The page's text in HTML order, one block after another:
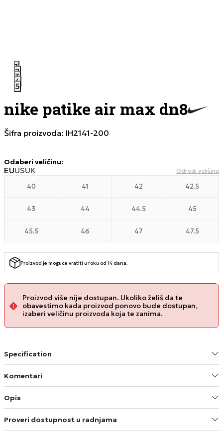
1
2
3
4
5
nike patike air max dn8
Šifra proizvoda: IH2141-200
Odaberi veličinu:
EUUSUK Odredi veličinu
40 41 42 42.5
43 44 44.5 45
45.5 46 47 47.5
Proizvod je moguce vratiti u roku od 14 dana.
Proizvod više nije dostupan. Ukoliko želiš da te
obavestimo kada proizvod ponovo bude dostupan,
izaberi veličinu proizvoda koja te zanima.
Specification
Komentari
Opis
Proveri dostupnost u radnjama